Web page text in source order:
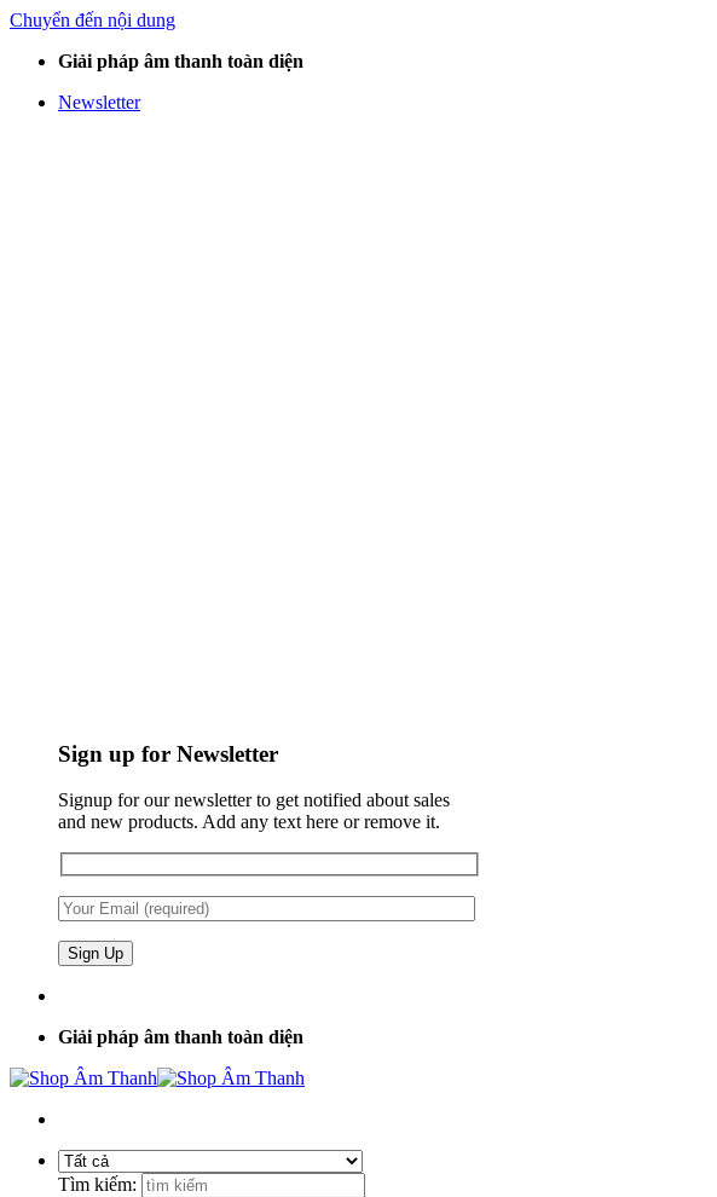
Chuyển đến nội dung
Giải pháp âm thanh toàn diện
Newsletter
Sign up for Newsletter
Signup for our newsletter to get notified about sales
and new products. Add any text here or remove it.
Giải pháp âm thanh toàn diện
Tìm kiếm: